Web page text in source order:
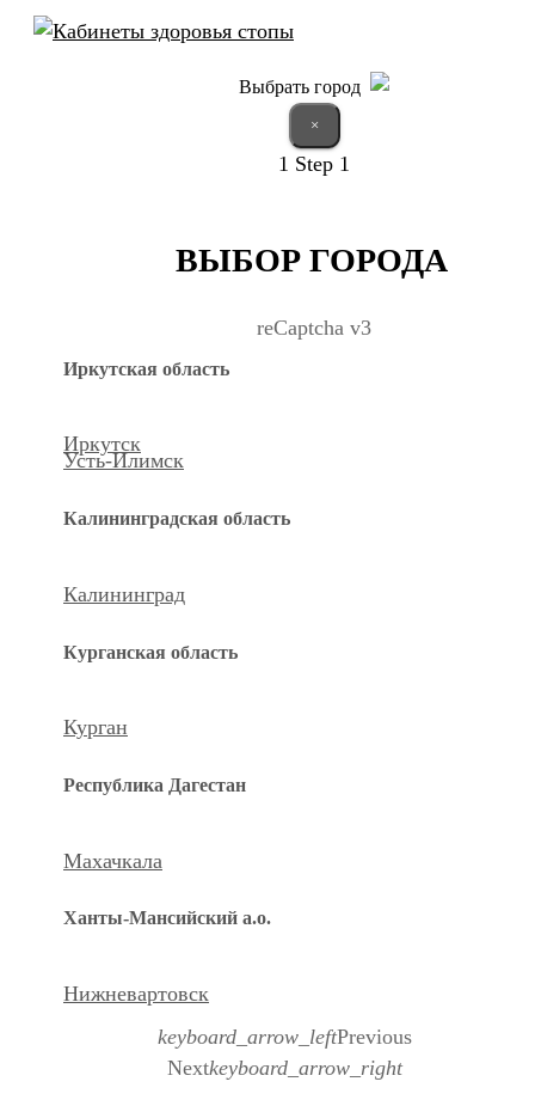
Выбрать город
×
1 Step 1
ВЫБОР ГОРОДА
reCaptcha v3
Иркутская область
Иркутск
Усть-Илимск
Калининградская область
Калининград
Курганская область
Курган
Республика Дагестан
Махачкала
Ханты-Мансийский а.о.
Нижневартовск
keyboard_arrow_leftPrevious
Nextkeyboard_arrow_right